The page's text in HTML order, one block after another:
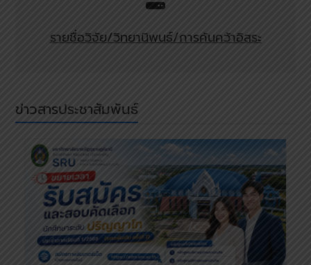
รายชื่อวิจัย/วิทยานิพนธ์/การค้นคว้าอิสระ
ข่าวสารประชาสัมพันธ์